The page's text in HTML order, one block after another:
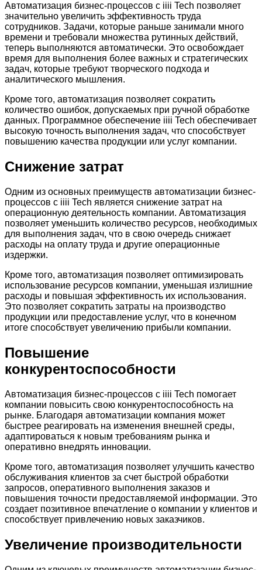
Автоматизация бизнес-процессов с iiii Tech позволяет
значительно увеличить эффективность труда
сотрудников. Задачи, которые раньше занимали много
времени и требовали множества рутинных действий,
теперь выполняются автоматически. Это освобождает
время для выполнения более важных и стратегических
задач, которые требуют творческого подхода и
аналитического мышления.
Кроме того, автоматизация позволяет сократить
количество ошибок, допускаемых при ручной обработке
данных. Программное обеспечение iiii Tech обеспечивает
высокую точность выполнения задач, что способствует
повышению качества продукции или услуг компании.
Снижение затрат
Одним из основных преимуществ автоматизации бизнес-
процессов с iiii Tech является снижение затрат на
операционную деятельность компании. Автоматизация
позволяет уменьшить количество ресурсов, необходимых
для выполнения задач, что в свою очередь снижает
расходы на оплату труда и другие операционные
издержки.
Кроме того, автоматизация позволяет оптимизировать
использование ресурсов компании, уменьшая излишние
расходы и повышая эффективность их использования.
Это позволяет сократить затраты на производство
продукции или предоставление услуг, что в конечном
итоге способствует увеличению прибыли компании.
Повышение
конкурентоспособности
Автоматизация бизнес-процессов с iiii Tech помогает
компании повысить свою конкурентоспособность на
рынке. Благодаря автоматизации компания может
быстрее реагировать на изменения внешней среды,
адаптироваться к новым требованиям рынка и
оперативно внедрять инновации.
Кроме того, автоматизация позволяет улучшить качество
обслуживания клиентов за счет быстрой обработки
запросов, оперативного выполнения заказов и
повышения точности предоставляемой информации. Это
создает позитивное впечатление о компании у клиентов и
способствует привлечению новых заказчиков.
Увеличение производительности